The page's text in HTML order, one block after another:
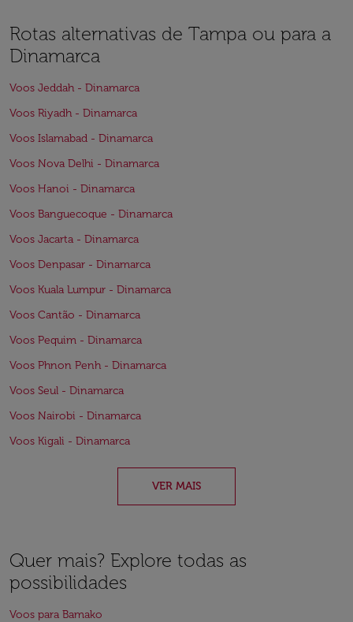
Rotas alternativas de Tampa ou para a
Dinamarca
Voos Jeddah - Dinamarca
Voos Riyadh - Dinamarca
Voos Islamabad - Dinamarca
Voos Nova Delhi - Dinamarca
Voos Hanoi - Dinamarca
Voos Banguecoque - Dinamarca
Voos Jacarta - Dinamarca
Voos Denpasar - Dinamarca
Voos Kuala Lumpur - Dinamarca
Voos Cantão - Dinamarca
Voos Pequim - Dinamarca
Voos Phnon Penh - Dinamarca
Voos Seul - Dinamarca
Voos Nairobi - Dinamarca
Voos Kigali - Dinamarca
VER MAIS
Quer mais? Explore todas as
possibilidades
Voos para Bamako